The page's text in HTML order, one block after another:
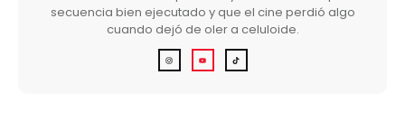
secuencia bien ejecutado y que el cine perdió algo
cuando dejó de oler a celuloide.